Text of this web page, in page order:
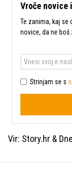
Vroče novice
Te zanima, kaj se
novice, da ne boš
Strinjam se s
Vir: Story.hr &